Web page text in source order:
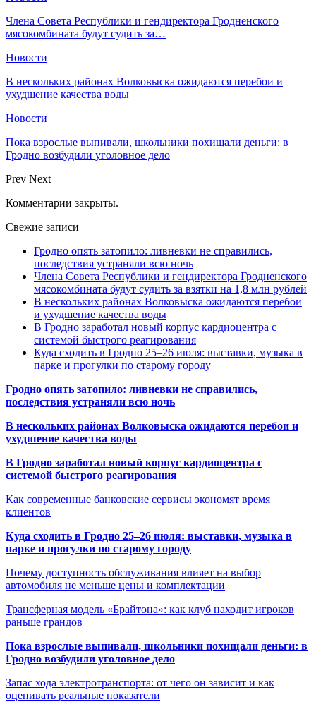
Члена Совета Республики и гендиректора Гродненского
мясокомбината будут судить за…
Новости
В нескольких районах Волковыска ожидаются перебои и
ухудшение качества воды
Новости
Пока взрослые выпивали, школьники похищали деньги: в
Гродно возбудили уголовное дело
Prev Next
Комментарии закрыты.
Свежие записи
Гродно опять затопило: ливневки не справились,
последствия устраняли всю ночь
Члена Совета Республики и гендиректора Гродненского
мясокомбината будут судить за взятки на 1,8 млн рублей
В нескольких районах Волковыска ожидаются перебои
и ухудшение качества воды
В Гродно заработал новый корпус кардиоцентра с
системой быстрого реагирования
Куда сходить в Гродно 25–26 июля: выставки, музыка в
парке и прогулки по старому городу
Гродно опять затопило: ливневки не справились,
последствия устраняли всю ночь
В нескольких районах Волковыска ожидаются перебои и
ухудшение качества воды
В Гродно заработал новый корпус кардиоцентра с
системой быстрого реагирования
Как современные банковские сервисы экономят время
клиентов
Куда сходить в Гродно 25–26 июля: выставки, музыка в
парке и прогулки по старому городу
Почему доступность обслуживания влияет на выбор
автомобиля не меньше цены и комплектации
Трансферная модель «Брайтона»: как клуб находит игроков
раньше грандов
Пока взрослые выпивали, школьники похищали деньги: в
Гродно возбудили уголовное дело
Запас хода электротранспорта: от чего он зависит и как
оценивать реальные показатели